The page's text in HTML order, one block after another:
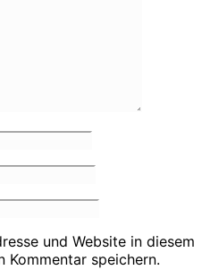
und Website in diesem
Kommentar speichern.